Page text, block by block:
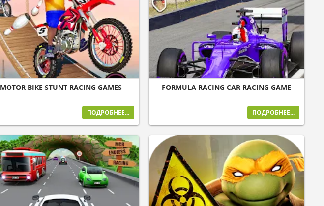
MOTOR BIKE STUNT RACING GAMES
ПОДРОБНЕЕ...
FORMULA RACING CAR RACING GAME
ПОДРОБНЕЕ...